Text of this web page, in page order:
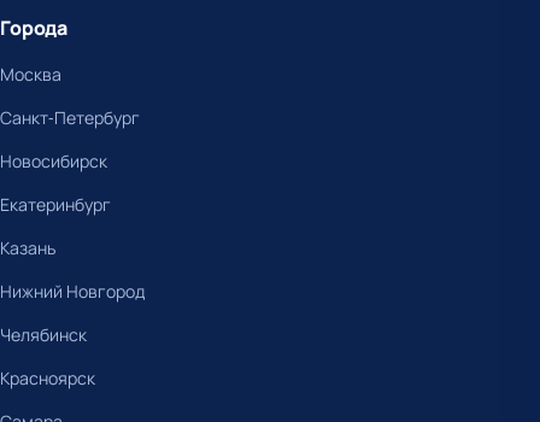
Города
Москва
Санкт-Петербург
Новосибирск
Екатеринбург
Казань
Нижний Новгород
Челябинск
Красноярск